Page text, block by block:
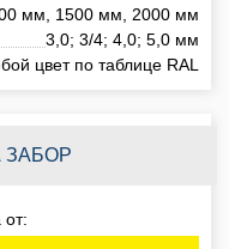
мм, 1500 мм, 2000 мм
3,0; 3/4; 4,0; 5,0 мм
цвет по таблице RAL
ЗАБОР
от: